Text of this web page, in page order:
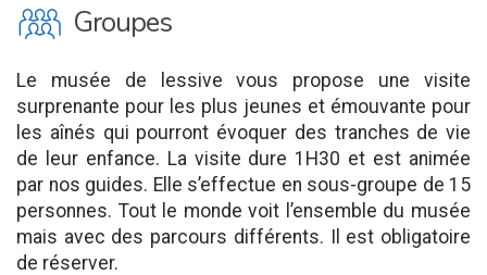
O Groupes
Le musée de lessive vous propose une visite
surprenante pour les plus jeunes et émouvante pour
les aînés qui pourront évoquer des tranches de vie
de leur enfance. La visite dure 1H30 et est animée
par nos guides. Elle s’effectue en sous-groupe de 15
personnes. Tout le monde voit l’ensemble du musée
mais avec des parcours différents. Il est obligatoire
de réserver.